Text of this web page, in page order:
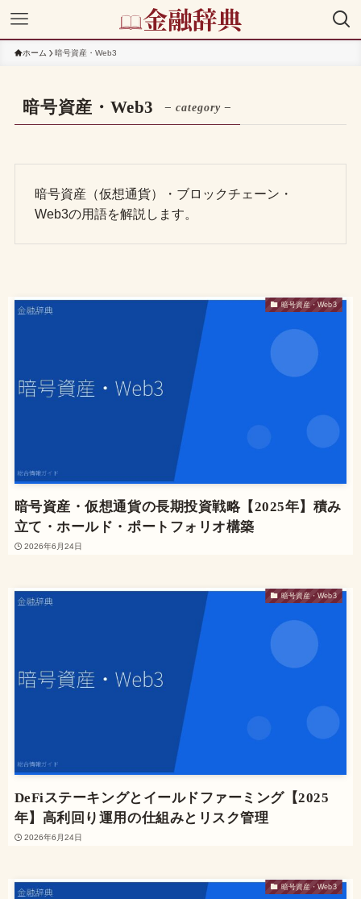
ホーム 暗号資産・Web3
暗号資産・Web3 – category –
暗号資産（仮想通貨）・ブロックチェーン・
Web3の用語を解説します。
暗号資産・Web3
暗号資産・仮想通貨の長期投資戦略【2025年】積み
立て・ホールド・ポートフォリオ構築
2026年6月24日
暗号資産・Web3
DeFiステーキングとイールドファーミング【2025
年】高利回り運用の仕組みとリスク管理
2026年6月24日
暗号資産・Web3